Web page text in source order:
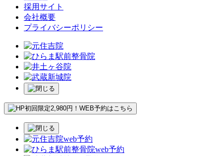
採用サイト
会社概要
プライバシーポリシー